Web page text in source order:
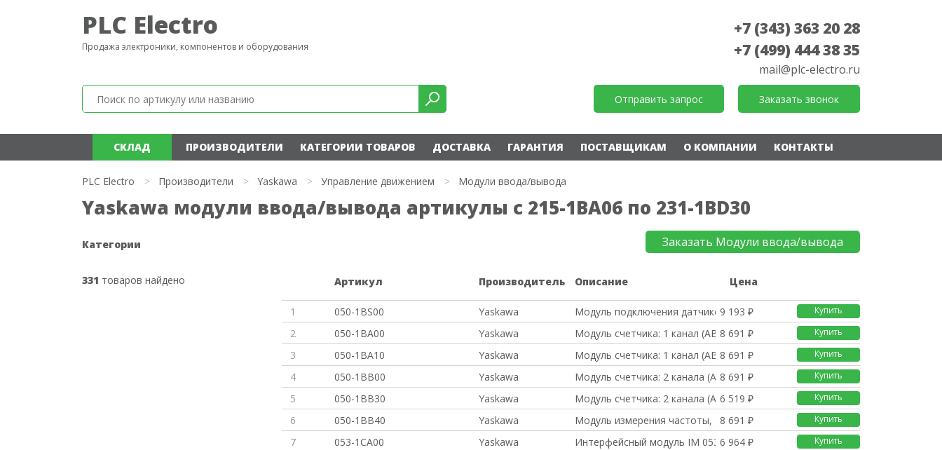
PLC Electro
Продажа электроники, компонентов и оборудования
+7 (343) 363 20 28
+7 (499) 444 38 35
mail@plc-electro.ru
Отправить запрос Заказать звонок
СКЛАД ПРОИЗВОДИТЕЛИ КАТЕГОРИИ ТОВАРОВ ДОСТАВКА ГАРАНТИЯ ПОСТАВЩИКАМ О КОМПАНИИ КОНТАКТЫ
PLC Electro > Производители > Yaskawa > Управление движением > Модули ввода/вывода
Yaskawa модули ввода/вывода артикулы с 215-1BA06 по 231-1BD30
Категории
331 товаров найдено
Заказать Модули ввода/вывода
Артикул Производитель Описание Цена
1 050-1BS00 Yaskawa Модуль подключения датчиков SS
9 193 ₽ Купить
2 050-1BA00 Yaskawa Модуль счетчика: 1 канал (AB),8 691 ₽ Купить
3 050-1BA10 Yaskawa Модуль счетчика: 1 канал (AB),8 691 ₽ Купить
4 050-1BB00 Yaskawa Модуль счетчика: 2 канала (AB)8 691 ₽ Купить
5 050-1BB30 Yaskawa Модуль счетчика: 2 канала (AB)6 519 ₽ Купить
6 050-1BB40 Yaskawa Модуль измерения частоты, 2 ка8 691 ₽ Купить
7 053-1CA00 Yaskawa Интерфейсный модуль IM 053CAN,
6 964 ₽ Купить